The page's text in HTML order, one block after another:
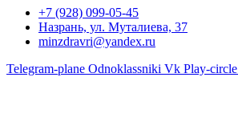
+7 (928) 099-05-45
Назрань, ул. Муталиева, 37
minzdravri@yandex.ru
Telegram-plane Odnoklassniki Vk Play-circle